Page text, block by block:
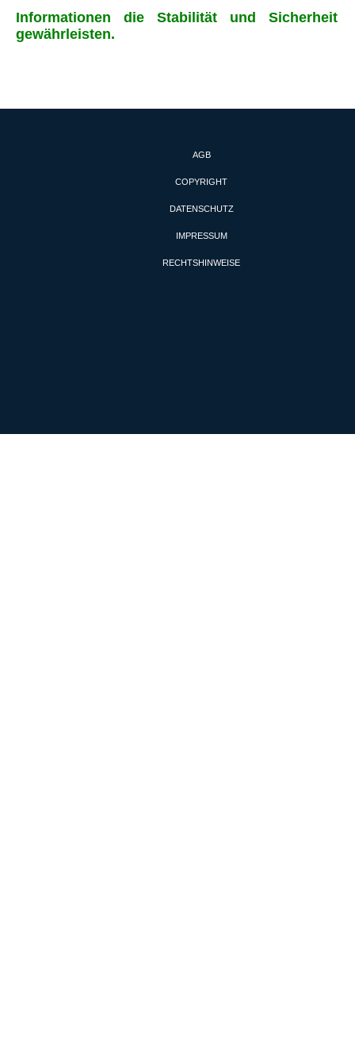
Informationen die Stabilität und Sicherheit
gewährleisten.
AGB
COPYRIGHT
DATENSCHUTZ
IMPRESSUM
RECHTSHINWEISE